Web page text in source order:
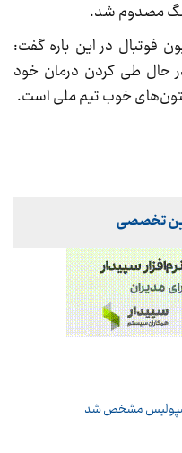
مصدوم شد.
فوتبال در این باره گفت:
حال طی کردن درمان خود
خوب تیم ملی است‌.
تخصصی
مشخص شد